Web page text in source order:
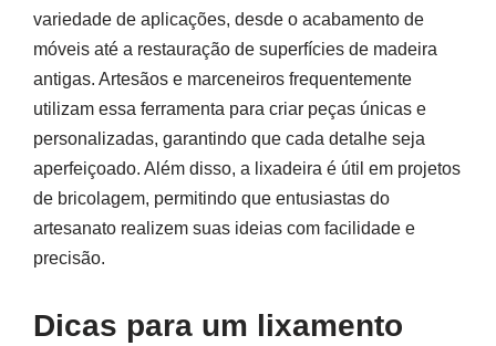
variedade de aplicações, desde o acabamento de
móveis até a restauração de superfícies de madeira
antigas. Artesãos e marceneiros frequentemente
utilizam essa ferramenta para criar peças únicas e
personalizadas, garantindo que cada detalhe seja
aperfeiçoado. Além disso, a lixadeira é útil em projetos
de bricolagem, permitindo que entusiastas do
artesanato realizem suas ideias com facilidade e
precisão.
Dicas para um lixamento